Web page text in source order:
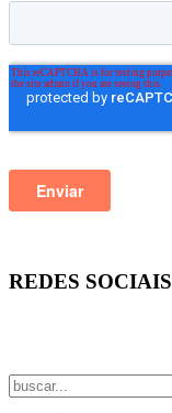
REDES SOCIAIS